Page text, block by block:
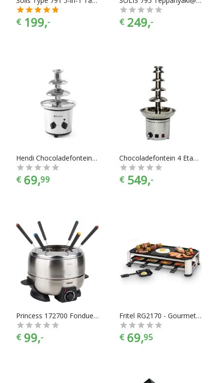
€ 199,- € 249,-
Hendi Chocoladefontein 3 Etages
€ 69,99
Chocoladefontein 4 Etages
€ 549,-
Princess 172700 Fondue Deluxe RVS Funcooking
€ 99,-
Fritel RG2170 - Gourmetstel - 8 Personen
€ 69,95